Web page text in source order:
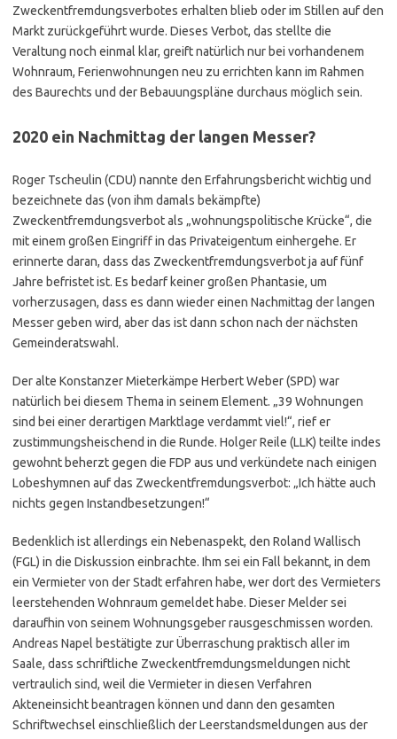
Zweckentfremdungsverbotes erhalten blieb oder im Stillen auf den
Markt zurückgeführt wurde. Dieses Verbot, das stellte die
Veraltung noch einmal klar, greift natürlich nur bei vorhandenem
Wohnraum, Ferienwohnungen neu zu errichten kann im Rahmen
des Baurechts und der Bebauungspläne durchaus möglich sein.
2020 ein Nachmittag der langen Messer?
Roger Tscheulin (CDU) nannte den Erfahrungsbericht wichtig und
bezeichnete das (von ihm damals bekämpfte)
Zweckentfremdungsverbot als „wohnungspolitische Krücke“, die
mit einem großen Eingriff in das Privateigentum einhergehe. Er
erinnerte daran, dass das Zweckentfremdungsverbot ja auf fünf
Jahre befristet ist. Es bedarf keiner großen Phantasie, um
vorherzusagen, dass es dann wieder einen Nachmittag der langen
Messer geben wird, aber das ist dann schon nach der nächsten
Gemeinderatswahl.
Der alte Konstanzer Mieterkämpe Herbert Weber (SPD) war
natürlich bei diesem Thema in seinem Element. „39 Wohnungen
sind bei einer derartigen Marktlage verdammt viel!“, rief er
zustimmungsheischend in die Runde. Holger Reile (LLK) teilte indes
gewohnt beherzt gegen die FDP aus und verkündete nach einigen
Lobeshymnen auf das Zweckentfremdungsverbot: „Ich hätte auch
nichts gegen Instandbesetzungen!“
Bedenklich ist allerdings ein Nebenaspekt, den Roland Wallisch
(FGL) in die Diskussion einbrachte. Ihm sei ein Fall bekannt, in dem
ein Vermieter von der Stadt erfahren habe, wer dort des Vermieters
leerstehenden Wohnraum gemeldet habe. Dieser Melder sei
daraufhin von seinem Wohnungsgeber rausgeschmissen worden.
Andreas Napel bestätigte zur Überraschung praktisch aller im
Saale, dass schriftliche Zweckentfremdungsmeldungen nicht
vertraulich sind, weil die Vermieter in diesen Verfahren
Akteneinsicht beantragen können und dann den gesamten
Schriftwechsel einschließlich der Leerstandsmeldungen aus der